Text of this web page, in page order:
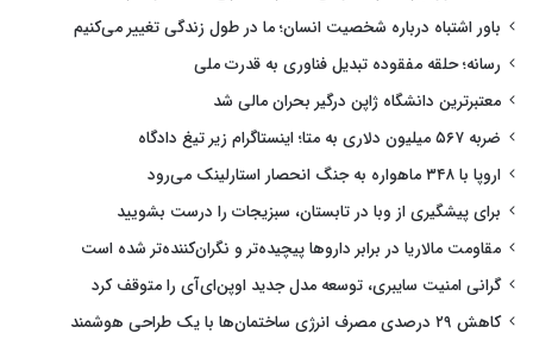
باور اشتباه درباره شخصیت انسان؛ ما در طول زندگی تغییر می‌کنیم
رسانه؛ حلقه مفقوده تبدیل فناوری به قدرت ملی
معتبرترین دانشگاه ژاپن درگیر بحران مالی شد
ضربه ۵۶۷ میلیون دلاری به متا؛ اینستاگرام زیر تیغ دادگاه
اروپا با ۳۴۸ ماهواره به جنگ انحصار استارلینک می‌رود
برای پیشگیری از وبا در تابستان، سبزیجات را درست بشویید
مقاومت مالاریا در برابر داروها پیچیده‌تر و نگران‌کننده‌تر شده است
گرانی امنیت سایبری، توسعه مدل جدید اوپن‌ای‌آی را متوقف کرد
کاهش ۲۹ درصدی مصرف انرژی ساختمان‌ها با یک طراحی هوشمند